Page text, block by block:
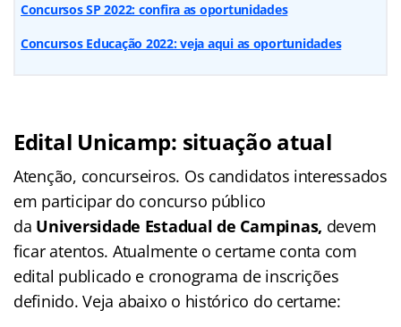
Concursos SP 2022: confira as oportunidades
Concursos Educação 2022: veja aqui as oportunidades
Edital Unicamp: situação atual
Atenção, concurseiros. Os candidatos interessados
em participar do concurso público
da Universidade Estadual de Campinas, devem
ficar atentos. Atualmente o certame conta com
edital publicado e cronograma de inscrições
definido. Veja abaixo o histórico do certame: